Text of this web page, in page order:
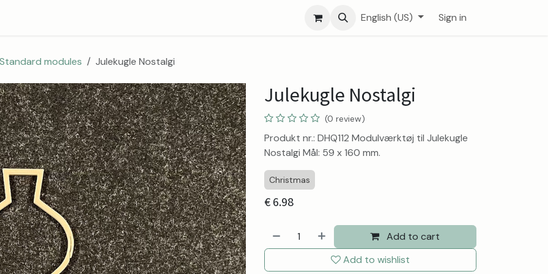
English (US) Sign in
Standard modules Julekugle Nostalgi
Julekugle Nostalgi
(0 review)
Produkt nr.: DHQ112 Modulværktøj til Julekugle
Nostalgi Mål: 59 x 160 mm.
Christmas
€ 6.98
Add to cart
Add to wishlist